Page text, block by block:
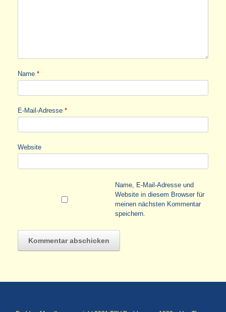
Name *
E-Mail-Adresse *
Website
Name, E-Mail-Adresse und
Website in diesem Browser für
meinen nächsten Kommentar
speichern.